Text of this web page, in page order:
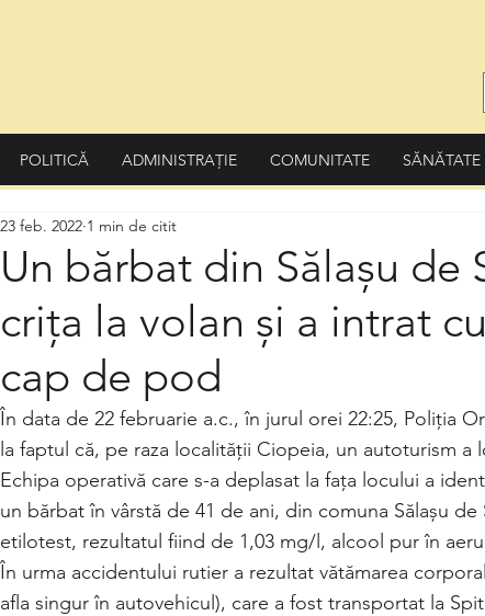
POLITICĂ ADMINISTRAȚIE COMUNITATE SĂNĂTATE
Un bărbat din Sălașu de
crița la volan și a intrat
cap de pod
23 feb. 2022 1 min de citit
În data de 22 februarie a.c., în jurul orei 22:25, Poliția
la faptul că, pe raza localităţii Ciopeia, un autoturism a
Echipa operativă care s-a deplasat la fața locului a
un bărbat în vârstă de 41 de ani, din comuna Sălașu
etilotest, rezultatul fiind de 1,03 mg/l, alcool pur în
În urma accidentului rutier a rezultat vătămarea
afla singur în autovehicul), care a fost transportat la